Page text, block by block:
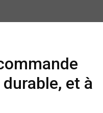
et à